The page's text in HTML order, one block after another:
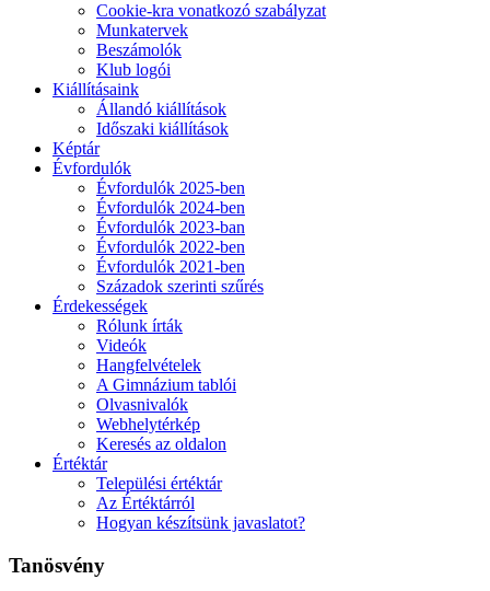
Cookie-kra vonatkozó szabályzat
Munkatervek
Beszámolók
Klub logói
Kiállításaink
Állandó kiállítások
Időszaki kiállítások
Képtár
Évfordulók
Évfordulók 2025-ben
Évfordulók 2024-ben
Évfordulók 2023-ban
Évfordulók 2022-ben
Évfordulók 2021-ben
Századok szerinti szűrés
Érdekességek
Rólunk írták
Videók
Hangfelvételek
A Gimnázium tablói
Olvasnivalók
Webhelytérkép
Keresés az oldalon
Értéktár
Települési értéktár
Az Értéktárról
Hogyan készítsünk javaslatot?
Tanösvény